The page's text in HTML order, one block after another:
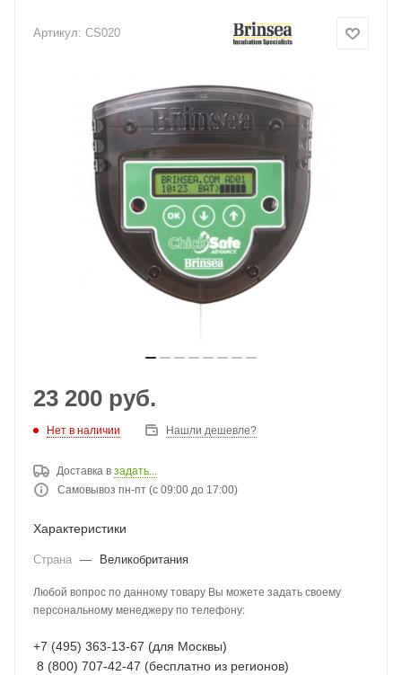
Артикул: CS020
23 200 руб.
Нет в наличии Нашли дешевле?
Доставка в задать...
Самовывоз пн-пт (с 09:00 до 17:00)
Характеристики
Страна — Великобритания
Любой вопрос по данному товару Вы можете задать своему
персональному менеджеру по телефону:
+7 (495) 363-13-67 (для Москвы)
8 (800) 707-42-47 (бесплатно из регионов)